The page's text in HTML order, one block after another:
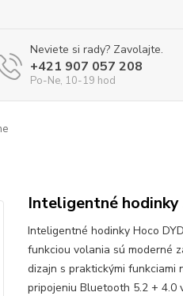
Neviete si rady? Zavolajte.
+421 907 057 208
Po-Ne, 10-19 hod
Inteligentné
Inteligentné hodinky Hoco
funkciou volania sú moderné
dizajn s praktickými funkciami
pripojeniu Bluetooth 5.2 + 4.0